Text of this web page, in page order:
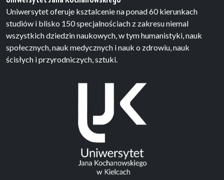
Uniwersytet oferuje ksztalcenie na ponad 60 kierunkach
studiów i blisko 150 specjalnościach z zakresu niemal
wszystkich dziedzin naukowych, w tym humanistyki, nauk
społecznych, nauk medycznych i nauk o zdrowiu, nauk
ścisłych i przyrodniczych, sztuki.